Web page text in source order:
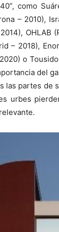
como
– 2010),
OHLAB
– 2018),
o
del
las partes de
urbes